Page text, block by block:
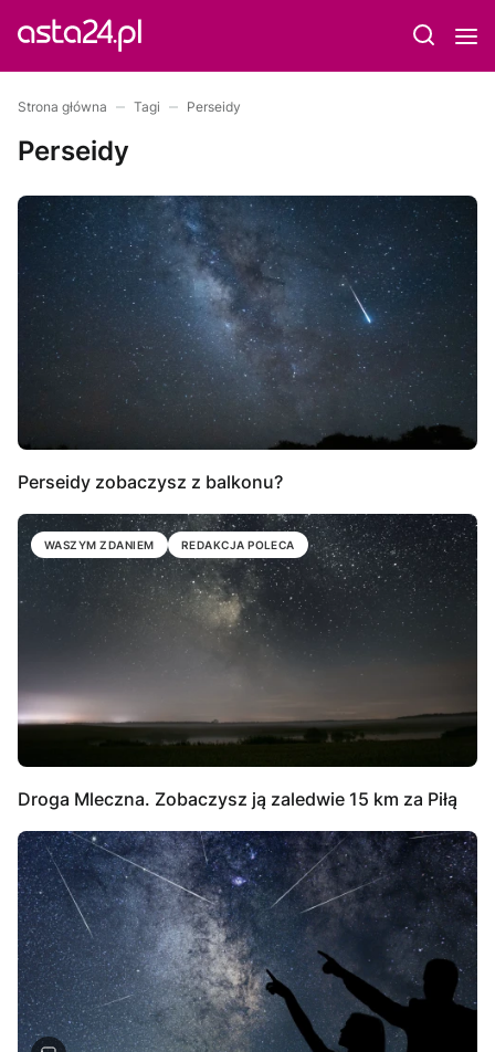
Strona główna Tagi Perseidy
Perseidy
Perseidy zobaczysz z balkonu?
WASZYM ZDANIEM REDAKCJA POLECA
Droga Mleczna. Zobaczysz ją zaledwie 15 km za Piłą